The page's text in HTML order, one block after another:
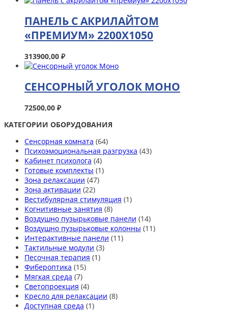
ПАНЕЛЬ С АКРИЛАЙТОМ
«ПРЕМИУМ» 2200Х1050
313900,00 ₽
СЕНСОРНЫЙ УГОЛОК МОНО
72500,00 ₽
КАТЕГОРИИ ОБОРУДОВАНИЯ
Сенсорная комната (64)
Психоэмоциональная разгрузка (43)
Кабинет психолога (4)
Готовые комплекты (1)
Зона релаксации (47)
Зона активации (22)
Вестибулярная стимуляция (1)
Когнитивные занятия (8)
Воздушно пузырьковые панели (14)
Воздушно пузырьковые колонны (11)
Интерактивные панели (11)
Тактильные модули (3)
Песочная терапия (1)
Фибероптика (15)
Мягкая среда (7)
Светопроекция (4)
Кресло для релаксации (8)
Доступная среда (1)